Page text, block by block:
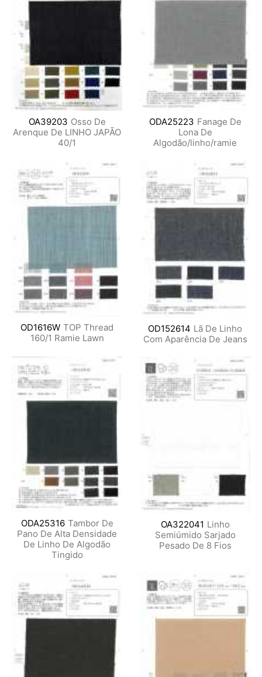
OA39203 Osso De
Arenque De LINHO JAPÃO
40/1
ODA25223 Fanage De
Lona De
Algodão/linho/ramie
OD1616W TOP Thread
160/1 Ramie Lawn
OD152614 Lã De Linho
Com Aparência De Jeans
ODA25316 Tambor De
Pano De Alta Densidade
De Linho De Algodão
Tingido
OA322041 Linho
Semiúmido Sarjado
Pesado De 8 Fios